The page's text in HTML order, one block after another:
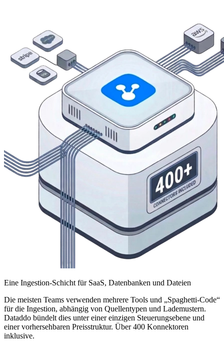
Eine Ingestion-Schicht für SaaS, Datenbanken und Dateien
Die meisten Teams verwenden mehrere Tools und „Spaghetti-Code“
für die Ingestion, abhängig von Quellentypen und Lademustern.
Dataddo bündelt dies unter einer einzigen Steuerungsebene und
einer vorhersehbaren Preisstruktur. Über 400 Konnektoren
inklusive.